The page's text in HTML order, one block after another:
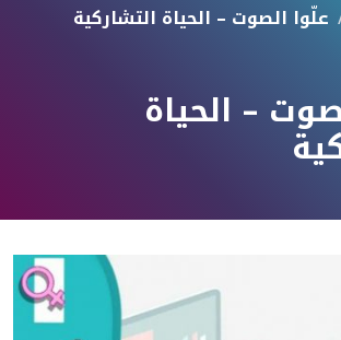
علّوا الصوت – الحياة التشاركية
– الحياة